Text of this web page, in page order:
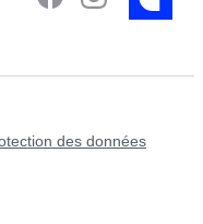
des données